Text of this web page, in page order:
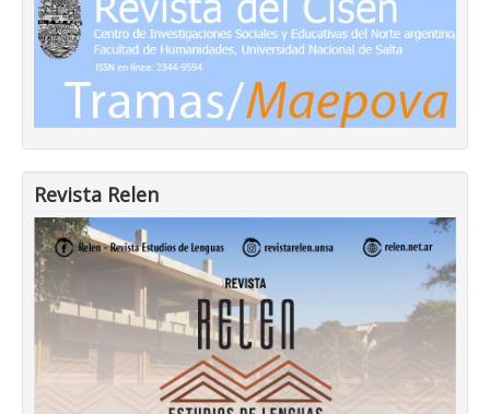
Revista Relen